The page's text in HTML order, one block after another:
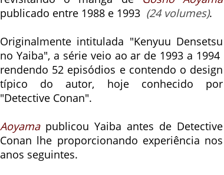
publicado entre 1988 e 1993 (24 volumes).
Originalmente intitulada "Kenyuu Densetsu
no Yaiba", a série veio ao ar de 1993 a 1994
rendendo 52 episódios e contendo o design
típico do autor, hoje conhecido por
"Detective Conan".
Aoyamapublicou Yaiba antes de Detective
Conan lhe proporcionando experiência nos
anos seguintes.